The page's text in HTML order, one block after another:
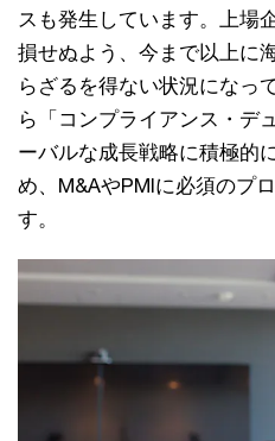
スも発生しています。上場
損せぬよう、今まで以上に
らざるを得ない状況になっ
ら「コンプライアンス・デ
ーバルな成長戦略に積極的
め、M&AやPMIに必須のプ
す。